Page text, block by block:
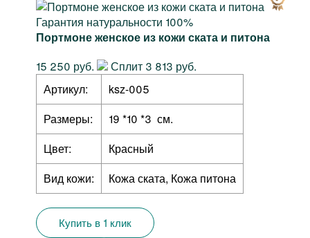
Гарантия натуральности 100%
Портмоне женское из кожи ската и питона
15 250 руб.
Сплит 3 813 руб.
Артикул:
ksz-005
Размеры:
19 *10 *3 см.
Цвет:
Красный
Вид кожи:
Кожа ската, Кожа питона
Купить в 1 клик